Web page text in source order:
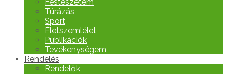
Túrázás
Sport
Életszemlélet
Publikációk
Tevékenységem
Rendelés
Rendelők